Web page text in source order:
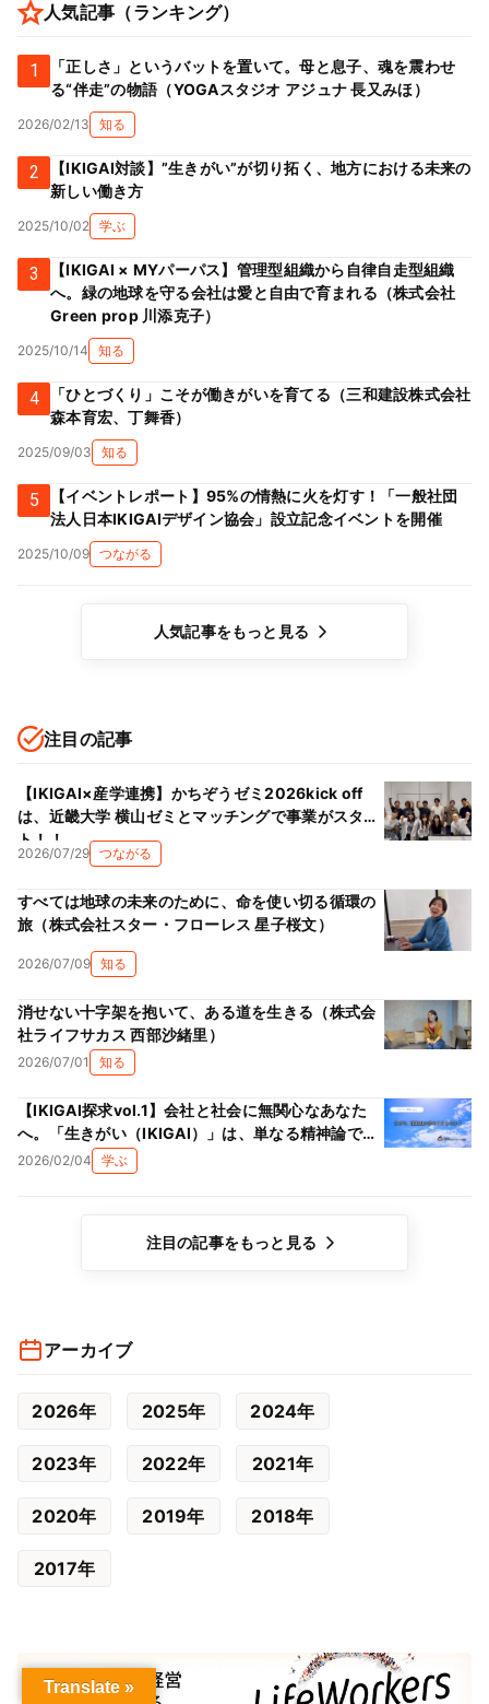
人気記事（ランキング）
1
「正しさ」というバットを置いて。母と息子、魂を震わせ
る“伴走”の物語（YOGAスタジオ アジュナ 長又みほ）
2026/02/13 知る
2
【IKIGAI対談】”生きがい”が切り拓く、地方における未来の
新しい働き方
2025/10/02 学ぶ
3
【IKIGAI × MYパーパス】管理型組織から自律自走型組織
へ。緑の地球を守る会社は愛と自由で育まれる（株式会社
Green prop 川添克子）
2025/10/14 知る
4
「ひとづくり」こそが働きがいを育てる（三和建設株式会社
森本育宏、丁舞香）
2025/09/03 知る
5
【イベントレポート】95%の情熱に火を灯す！「一般社団
法人日本IKIGAIデザイン協会」設立記念イベントを開催
2025/10/09 つながる
人気記事をもっと見る
注目の記事
【IKIGAI×産学連携】かちぞうゼミ2026kick off
は、近畿大学 横山ゼミとマッチングで事業がスター
ト！！
2026/07/29 つながる
すべては地球の未来のために、命を使い切る循環の
旅（株式会社スター・フローレス 星子桜文）
2026/07/09 知る
消せない十字架を抱いて、ある道を生きる（株式会
社ライフサカス 西部沙緒里）
2026/07/01 知る
【IKIGAI探求vol.1】会社と社会に無関心なあなた
へ。「生きがい（IKIGAI）」は、単なる精神論では
ない理由
2026/02/04 学ぶ
注目の記事をもっと見る
アーカイブ
2026年 2025年 2024年
2023年 2022年 2021年
2020年 2019年 2018年
2017年
Translate »